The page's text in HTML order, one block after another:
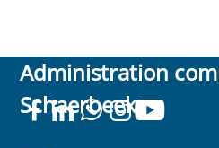
Administration
Schaerbeek